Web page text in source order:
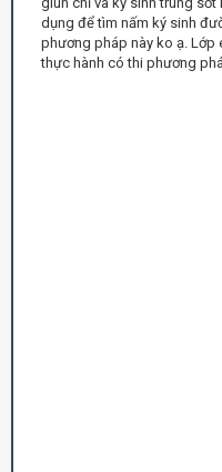
dụng để tìm nấm ký sinh
phương pháp này ko ạ. Lớp
thực hành có thi phương